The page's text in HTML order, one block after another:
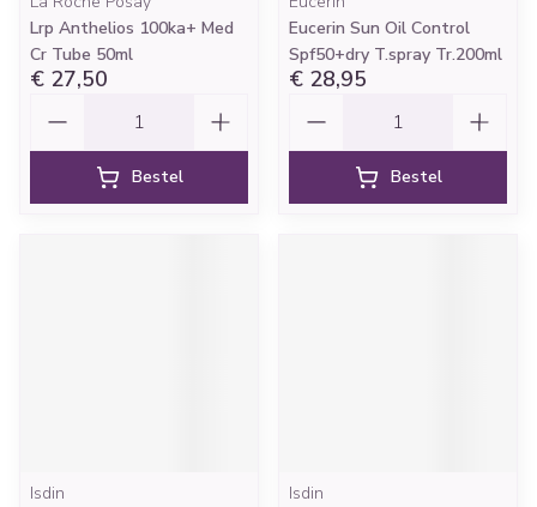
Lrp Anthelios 100ka+ Med
Cr Tube 50ml
€ 27,50
Bestel
Eucerin Sun Oil Control
Spf50+dry T.spray Tr.200ml
€ 28,95
Bestel
Isdin
Isdin